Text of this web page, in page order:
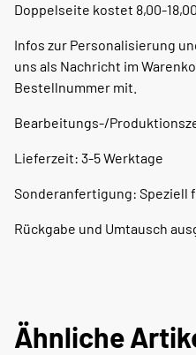
Doppelseite kostet 8,00-
Infos zur Personalisierung
uns als Nachricht im
Bestellnummer mit.
Bearbeitungs-/
Lieferzeit: 3-5 Werktage
Sonderanfertigung: Speziell
Rückgabe und Umtausch
Ähnliche